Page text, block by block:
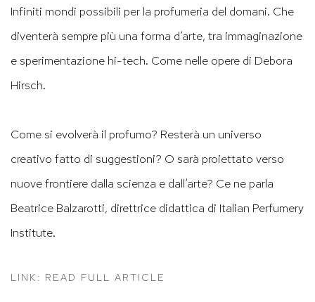
Infiniti mondi possibili per la profumeria del domani. Che
diventerà sempre più una forma d’arte, tra immaginazione
e sperimentazione hi-tech. Come nelle opere di Debora
Hirsch.
Come si evolverà il profumo? Resterà un universo
creativo fatto di suggestioni? O sarà proiettato verso
nuove frontiere dalla scienza e dall’arte? Ce ne parla
Beatrice Balzarotti, direttrice didattica di Italian Perfumery
Institute.
LINK: READ FULL ARTICLE